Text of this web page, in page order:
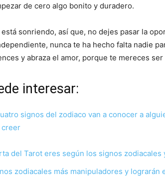
de cero algo bonito y duradero.
está sonriendo, así que, no dejes pasar la
nunca te ha hecho falta nadie
y abraza el amor, porque te mereces ser
interesar:
signos del zodiaco van a conocer a
creer
del Tarot eres según los signos zodiacales
zodiacales más manipuladores y